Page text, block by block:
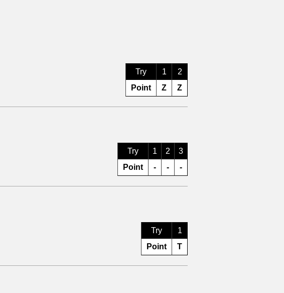
Try
Point
1
Z
2
Z
Try
Point
1
-
2
-
3
-
Try
Point
1
T